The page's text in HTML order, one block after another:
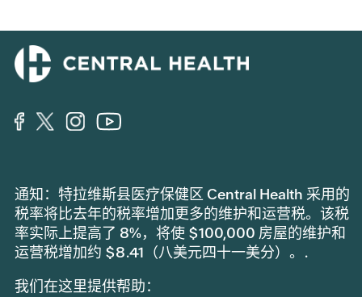
通知：特拉维斯县医疗保健区 Central Health 采用的
税率将比去年的税率增加更多的维护和运营税。该税
率实际上提高了 8%，将使 $100,000 房屋的维护和
运营税增加约 $8.41（八美元四十一美分）。.
我们在这里提供帮助：